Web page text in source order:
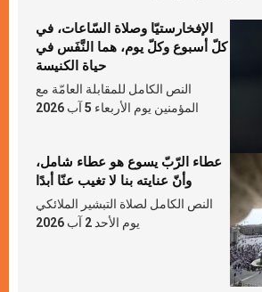
الإفخارستيّا وصلاة السّاعات، في
كلّ أسبوع وكلّ يوم، هما النَّفَس في
حياة الكنيسة
النص الكامل للمقابلة العامّة مع
المؤمنين يوم الأربعاء 5 آب 2026
عطاء الرّبّ يسوع هو عطاء شامل،
وأنّ عنايته بنا لا تغيب عنّا أبدًا
النص الكامل لصلاة التبشير الملائكي
يوم الأحد 2 آب 2026